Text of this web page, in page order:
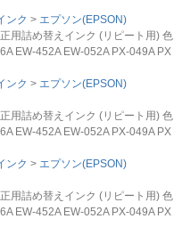
ンク
エプソン(EPSON)
用詰め替えインク (リピート用) 色
EW-452A EW-052A PX-049A PX
ンク
エプソン(EPSON)
用詰め替えインク (リピート用) 色
EW-452A EW-052A PX-049A PX
ンク
エプソン(EPSON)
用詰め替えインク (リピート用) 色
EW-452A EW-052A PX-049A PX